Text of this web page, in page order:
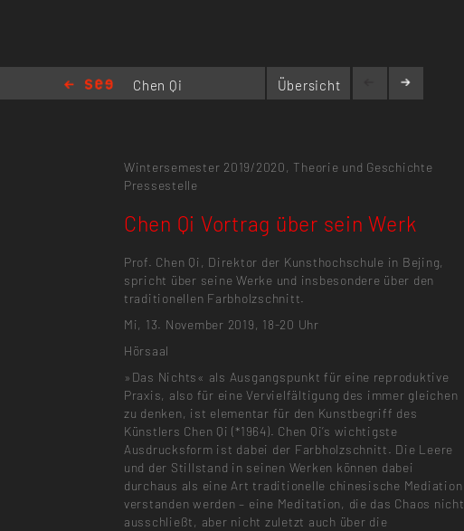
Chen Qi
Übersicht
Wintersemester 2019/2020, Theorie und Geschichte
Pressestelle
Chen Qi Vortrag über sein Werk
Prof. Chen Qi, Direktor der Kunsthochschule in Bejing,
spricht über seine Werke und insbesondere über den
traditionellen Farbholzschnitt.
Mi, 13. November 2019, 18-20 Uhr
Hörsaal
»Das Nichts« als Ausgangspunkt für eine reproduktive
Praxis, also für eine Vervielfältigung des immer gleichen
zu denken, ist elementar für den Kunstbegriff des
Künstlers Chen Qi (*1964). Chen Qi’s wichtigste
Ausdrucksform ist dabei der Farbholzschnitt. Die Leere
und der Stillstand in seinen Werken können dabei
durchaus als eine Art traditionelle chinesische Mediation
verstanden werden – eine Meditation, die das Chaos nicht
ausschließt, aber nicht zuletzt auch über die